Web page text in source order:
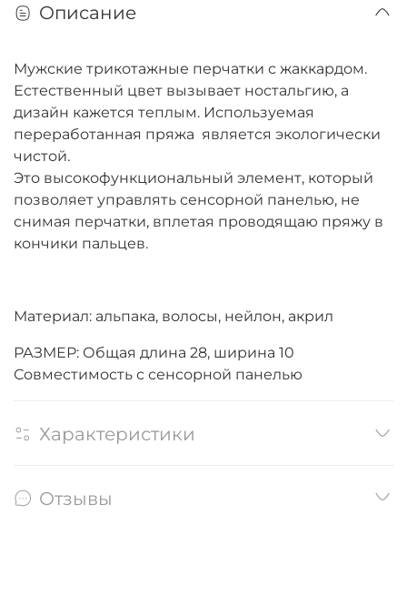
Описание
Мужские трикотажные перчатки с жаккардом.
Естественный цвет вызывает ностальгию, а
дизайн кажется теплым. Используемая
переработанная пряжа является экологически
чистой.
Это высокофункциональный элемент, который
позволяет управлять сенсорной панелью, не
снимая перчатки, вплетая проводящаю пряжу в
кончики пальцев.
Материал: альпака, волосы, нейлон, акрил
РАЗМЕР: Общая длина 28, ширина 10
Совместимость с сенсорной панелью
Характеристики
Отзывы